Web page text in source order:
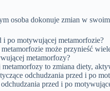
osoba dokonuje zmian w
i po motywującej metamorfozie?
może przynieść
metamorfozy?
to zmiana diety,
odchudzania przed i po
przed i po